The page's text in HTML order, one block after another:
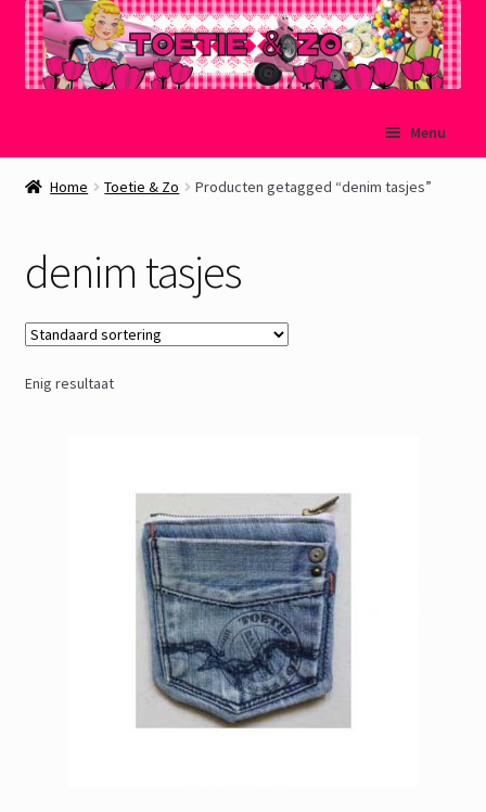
naar
de
Menu
Welkom
Home Toetie & Zo Producten getagged “denim tasjes”
denim tasjes
Enig resultaat